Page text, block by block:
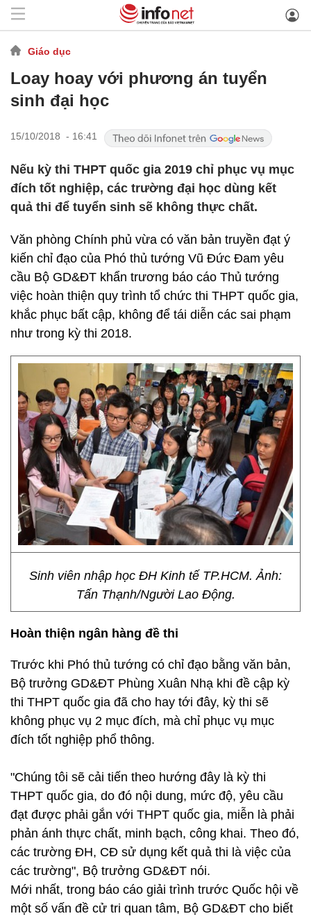
Giáo dục
Loay hoay với phương án tuyển
sinh đại học
15/10/2018 - 16:41
Nếu kỳ thi THPT quốc gia 2019 chỉ phục vụ mục
đích tốt nghiệp, các trường đại học dùng kết
quả thi để tuyển sinh sẽ không thực chất.
Văn phòng Chính phủ vừa có văn bản truyền đạt ý
kiến chỉ đạo của Phó thủ tướng Vũ Đức Đam yêu
cầu Bộ GD&ĐT khẩn trương báo cáo Thủ tướng
việc hoàn thiện quy trình tổ chức thi THPT quốc gia,
khắc phục bất cập, không để tái diễn các sai phạm
như trong kỳ thi 2018.
Sinh viên nhập học ĐH Kinh tế TP.HCM. Ảnh:
Tấn Thạnh/Người Lao Động.
Hoàn thiện ngân hàng đề thi
Trước khi Phó thủ tướng có chỉ đạo bằng văn bản,
Bộ trưởng GD&ĐT Phùng Xuân Nhạ khi đề cập kỳ
thi THPT quốc gia đã cho hay tới đây, kỳ thi sẽ
không phục vụ 2 mục đích, mà chỉ phục vụ mục
đích tốt nghiệp phổ thông.
"Chúng tôi sẽ cải tiến theo hướng đây là kỳ thi
THPT quốc gia, do đó nội dung, mức độ, yêu cầu
đạt được phải gắn với THPT quốc gia, miễn là phải
phản ánh thực chất, minh bạch, công khai. Theo đó,
các trường ĐH, CĐ sử dụng kết quả thi là việc của
các trường", Bộ trưởng GD&ĐT nói.
Mới nhất, trong báo cáo giải trình trước Quốc hội về
một số vấn đề cử tri quan tâm, Bộ GD&ĐT cho biết